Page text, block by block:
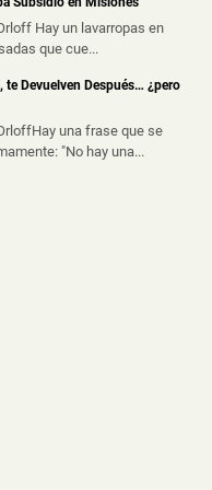
Millón de Pesos
droga fue frustrado durante
Hay un lavarropas en
que cue...
Devuelven Después… ¿pero
una frase que se
"No hay una...